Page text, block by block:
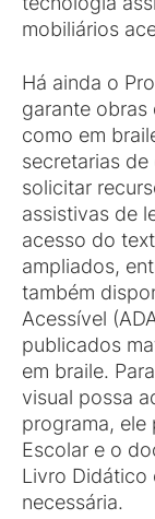
mobiliários
Há ainda o
garante obras
como em
secretarias
solicitar
assistivas de
acesso do
ampliados,
também
Acessível
publicados
em braile.
visual possa
programa, ele
Escolar e o
Livro Didático
necessária.